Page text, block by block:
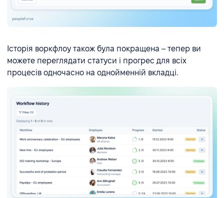
Історія воркфлоу також була покращена – тепер ви
можете переглядати статуси і прогрес для всіх
процесів одночасно на однойменній вкладці.